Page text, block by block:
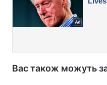
Вас також можуть